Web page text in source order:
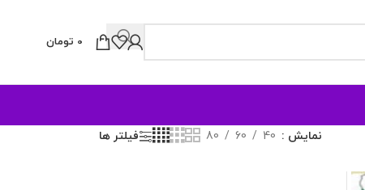
0 تومان
نمایش 40
60
80 فیلتر ها